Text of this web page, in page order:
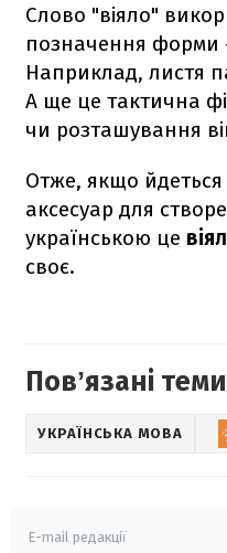
Слово "віяло"
позначення форми
Наприклад, листя
А ще це тактична
чи розташування
Отже, якщо
аксесуар для
українською це
своє.
Повʼязані
УКРАЇНСЬКА МОВА
E-mail редакції